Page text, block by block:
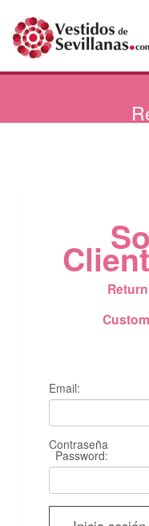
Email:
Contraseña
Password: